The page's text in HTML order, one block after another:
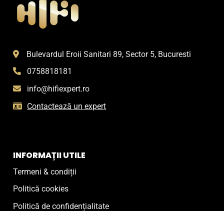
Bulevardul Eroii Sanitari 89, Sector 5, Bucuresti
0758818181
info@hifiexpert.ro
Contactează un expert
INFORMAȚII UTILE
Termeni & condiții
Politică cookies
Politică de confidențialitate